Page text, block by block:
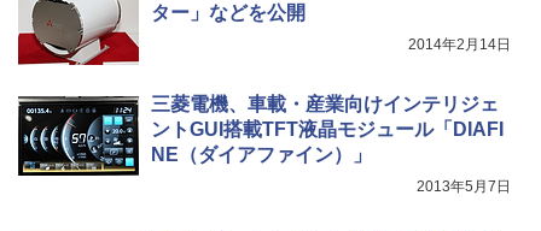
ター」などを公開
2014年2月14日
三菱電機、車載・産業向けインテリジェ
ントGUI搭載TFT液晶モジュール「DIAFI
NE（ダイアファイン）」
2013年5月7日